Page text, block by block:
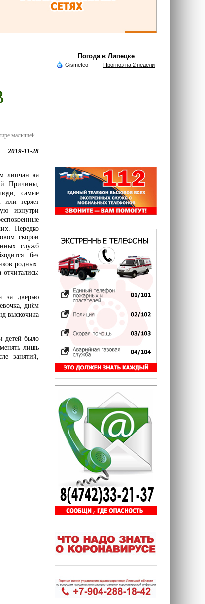
малышей
2019-11-28
липчан на
Причины,
самые
или теряет
изнутри
Нередко
скорой
служб
без
родных.
за дверью
днём
выскочила
детей было
лишь
занятий,
Погода в Липецке
Gismeteo Прогноз на 2 недели